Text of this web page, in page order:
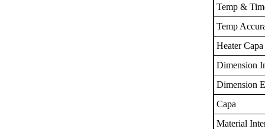
Temp &
Temp
Heater Capa
Dimension
Dimension
Capa
Material